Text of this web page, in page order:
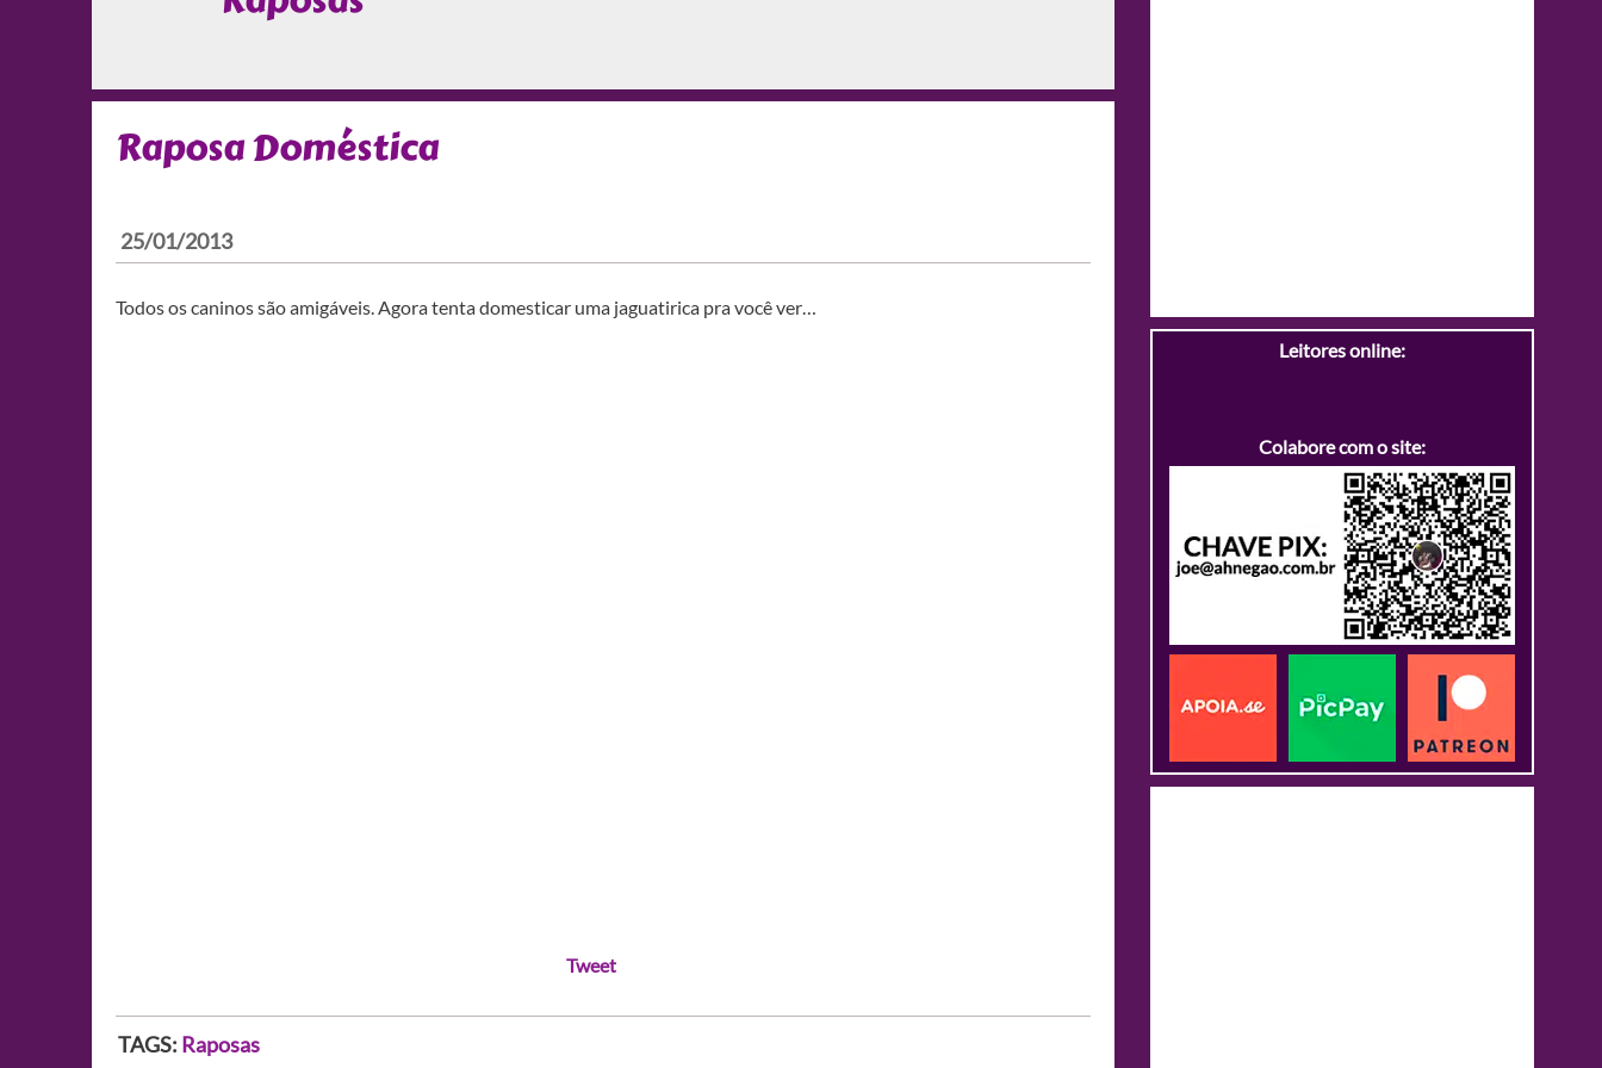
Raposa Doméstica
25/01/2013
Todos os caninos são amigáveis. Agora tenta domesticar uma jaguatirica pra você ver…
Tweet
TAGS: Raposas
Leitores online:
Colabore com o site: